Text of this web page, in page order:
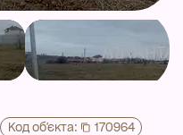
Код об'єкта: 170964